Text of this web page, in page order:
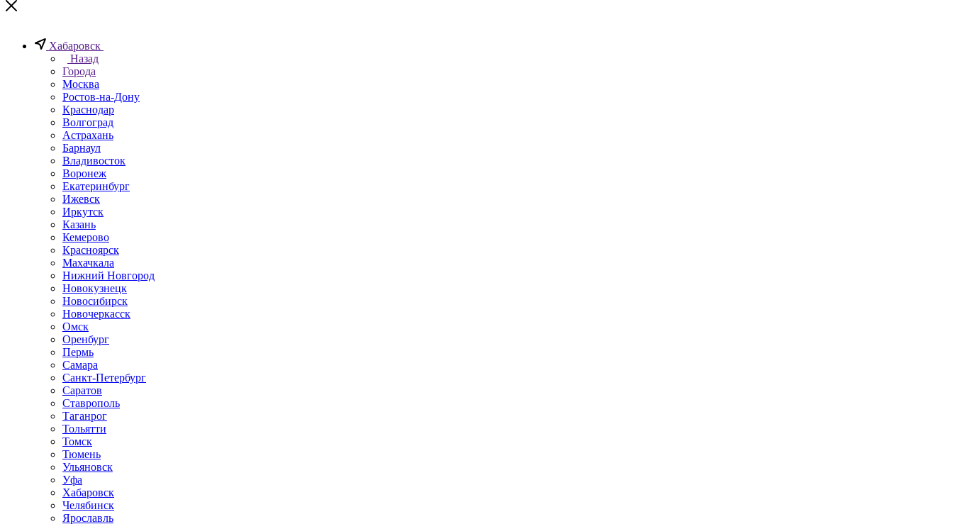
Хабаровск
Назад
Города
Москва
Ростов-на-Дону
Краснодар
Волгоград
Астрахань
Барнаул
Владивосток
Воронеж
Екатеринбург
Ижевск
Иркутск
Казань
Кемерово
Красноярск
Махачкала
Нижний Новгород
Новокузнецк
Новосибирск
Новочеркаcск
Омск
Оренбург
Пермь
Самара
Санкт-Петербург
Саратов
Ставрополь
Таганрог
Тольятти
Томск
Тюмень
Ульяновск
Уфа
Хабаровск
Челябинск
Ярославль